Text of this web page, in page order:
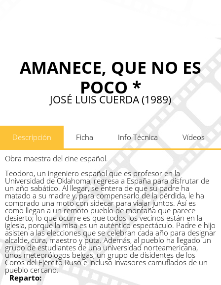
AMANECE, QUE NO ES
POCO *
JOSÉ LUIS CUERDA (1989)
Descripción Ficha Info Técnica Vídeos
Obra maestra del cine español.
Teodoro, un ingeniero español que es profesor en la
Universidad de Oklahoma, regresa a España para disfrutar de
un año sabático. Al llegar, se entera de que su padre ha
matado a su madre y, para compensarlo de la pérdida, le ha
comprado una moto con sidecar para viajar juntos. Así es
como llegan a un remoto pueblo de montaña que parece
desierto; lo que ocurre es que todos los vecinos están en la
iglesia, porque la misa es un auténtico espectáculo. Padre e hijo
asisten a las elecciones que se celebran cada año para designar
alcalde, cura, maestro y puta. Además, al pueblo ha llegado un
grupo de estudiantes de una universidad norteamericana,
unos meteorólogos belgas, un grupo de disidentes de los
Coros del Ejército Ruso e incluso invasores camuflados de un
pueblo cercano.
Reparto: